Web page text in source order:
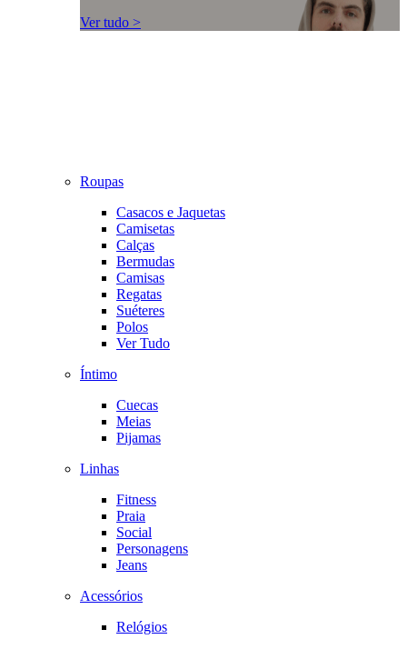
Ver tudo >
Roupas
Casacos e Jaquetas
Camisetas
Calças
Bermudas
Camisas
Regatas
Suéteres
Polos
Ver Tudo
Íntimo
Cuecas
Meias
Pijamas
Linhas
Fitness
Praia
Social
Personagens
Jeans
Acessórios
Relógios